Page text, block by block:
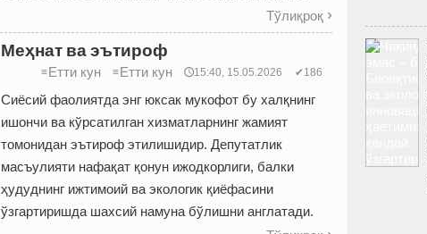
Тўлиқроқ 
Меҳнат ва эътироф
≡Етти кун ≡Етти кун 🕔15:40, 15.05.2026 ✔186
Сиёсий фаолиятда энг юксак мукофот бу халқнинг
ишончи ва кўрсатилган хизматларнинг жамият
томонидан эътироф этилишидир. Депутатлик
масъулияти нафақат қонун ижодкорлиги, балки
ҳудуднинг ижтимоий ва экологик қиёфасини
ўзгартиришда шахсий намуна бўлишни англатади.